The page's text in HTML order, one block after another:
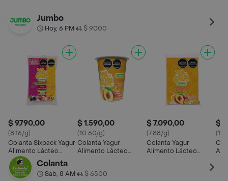
Jumbo
Hoy, 6 PM• $ 9000
$ 9.790,00
(8.16/g)
Colanta Sixpack Yagur
Alimento Lácteo
Surtido
$ 1.590,00
(10.60/g)
Colanta Yagur
Alimento Lácteo
$ 7.090,00
(7.88/g)
Colanta Yagur
Alimento Lácteo
$
Colanta
Sab, 8 AM• $ 6500